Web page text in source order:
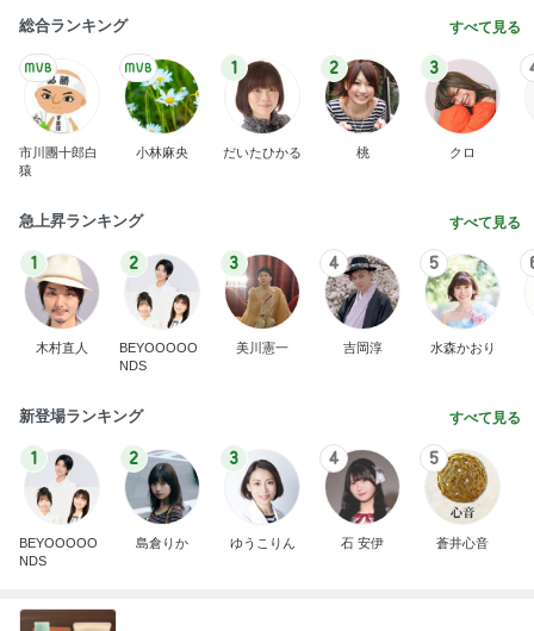
総合ランキング すべて見る
市川團十郎白
猿
小林麻央
1
だいたひかる
2
桃
3
クロ
急上昇ランキング すべて見る
1
木村直人
2
BEYOOOOO
NDS
3
美川憲一
4
吉岡淳
5
水森かおり
新登場ランキング すべて見る
1
BEYOOOOO
NDS
2
島倉りか
3
ゆうこりん
4
石 安伊
5
蒼井心音